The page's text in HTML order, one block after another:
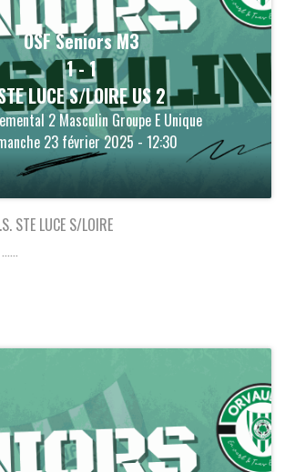
OSF Seniors M3
1-1
LUCE S/LOIRE US 2
2 Masculin Groupe E Unique
23 février 2025 - 12:30
STE LUCE S/LOIRE